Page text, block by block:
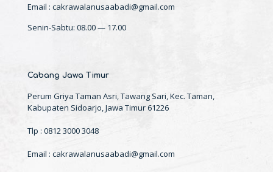
Email : cakrawalanusaabadi@gmail.com
Senin-Sabtu: 08.00 — 17.00
Cabang Jawa Timur
Perum Griya Taman Asri, Tawang Sari, Kec. Taman,
Kabupaten Sidoarjo, Jawa Timur 61226
Tlp : 0812 3000 3048
Email : cakrawalanusaabadi@gmail.com